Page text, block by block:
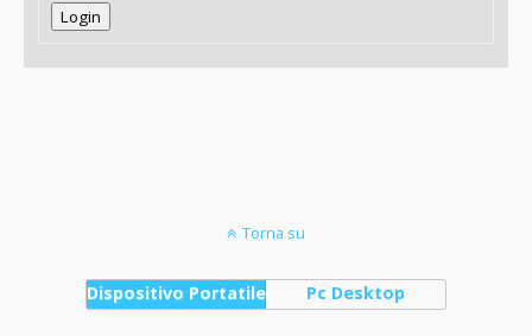
Login
Torna su
Dispositivo Portatile Pc Desktop